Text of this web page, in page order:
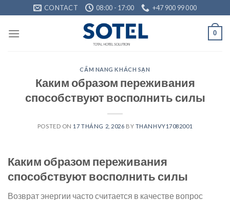
to
content
CONTACT 08:00 - 17:00 +47 900 99 000
0
CẨM NANG KHÁCH SẠN
Каким образом переживания
способствуют восполнить силы
POSTED ON 17 THÁNG 2, 2026 BY THANHVY17082001
Каким образом переживания
способствуют восполнить силы
Возврат энергии часто считается в качестве вопрос